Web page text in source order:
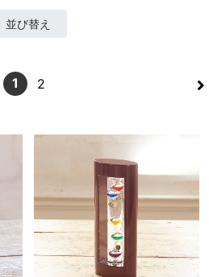
並び替え
>
1 2